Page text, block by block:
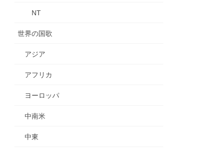
NT
世界の国歌
アジア
アフリカ
ヨーロッパ
中南米
中東